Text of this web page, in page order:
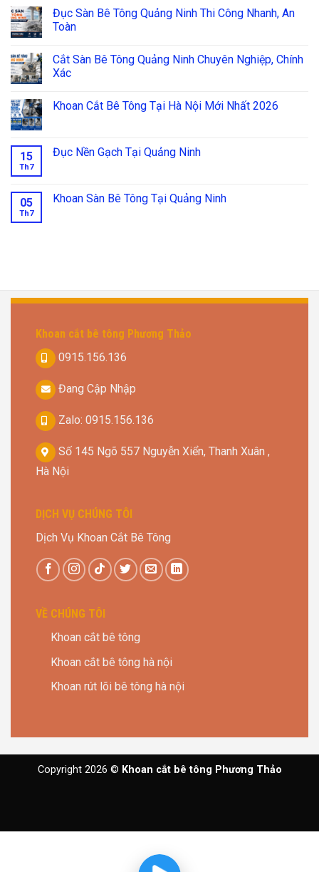
Đục Sàn Bê Tông Quảng Ninh Thi Công Nhanh, An
Toàn
Cắt Sàn Bê Tông Quảng Ninh Chuyên Nghiệp, Chính
Xác
Khoan Cắt Bê Tông Tại Hà Nội Mới Nhất 2026
15
Th7
Đục Nền Gạch Tại Quảng Ninh
05
Th7
Khoan Sàn Bê Tông Tại Quảng Ninh
Khoan cắt bê tông Phương Thảo
0915.156.136
Đang Cập Nhập
Zalo: 0915.156.136
Số 145 Ngõ 557 Nguyễn Xiển, Thanh Xuân ,
Hà Nội
DỊCH VỤ CHÚNG TÔI
Dịch Vụ Khoan Cắt Bê Tông
VỀ CHÚNG TÔI
Khoan cắt bê tông
Khoan cắt bê tông hà nội
Khoan rút lõi bê tông hà nội
Copyright 2026 © Khoan cắt bê tông Phương Thảo